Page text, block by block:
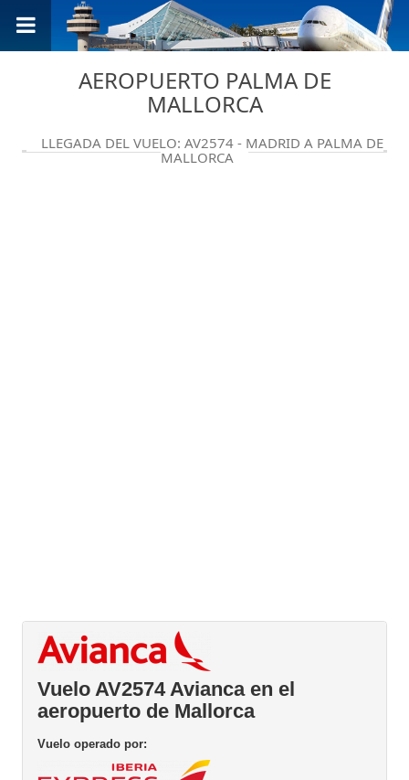
AEROPUERTO PALMA DE
MALLORCA
LLEGADA DEL VUELO: AV2574 - MADRID A PALMA DE
MALLORCA
Vuelo AV2574 Avianca en el
aeropuerto de Mallorca
Vuelo operado por: